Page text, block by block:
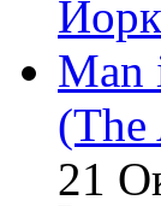
21